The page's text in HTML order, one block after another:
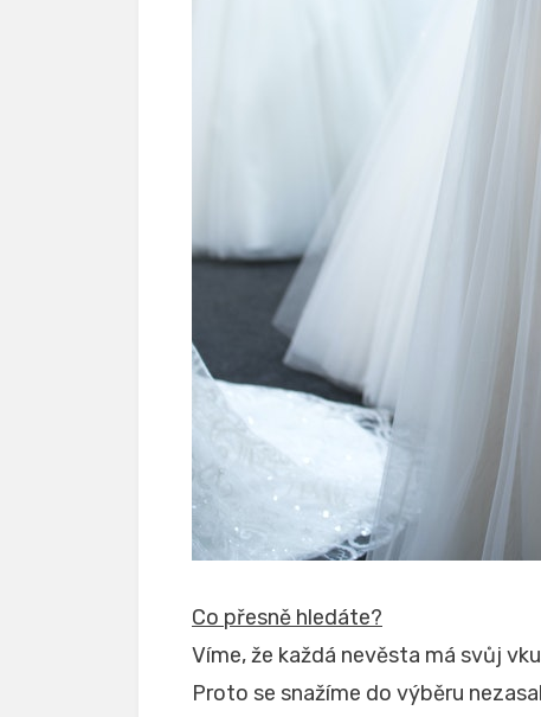
Co přesně hledáte?
Víme, že každá nevěsta má svůj
Proto se snažíme do výběru